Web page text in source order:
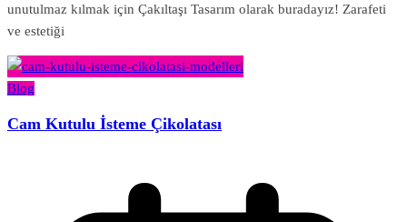
unutulmaz kılmak için Çakıltaşı Tasarım olarak buradayız! Zarafeti
ve estetiği
Blog
Cam Kutulu İsteme Çikolatası